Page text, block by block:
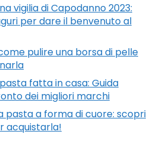
vigilia di Capodanno 2023:
per dare il benvenuto al
pulire una borsa di pelle
fatta in casa: Guida
dei migliori marchi
pasta a forma di cuore: scopri
acquistarla!